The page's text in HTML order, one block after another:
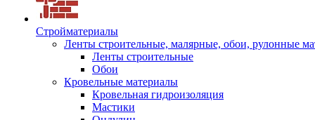
Стройматериалы
Ленты строительные, малярные, обои, рулонные
Ленты строительные
Обои
Кровельные материалы
Кровельная гидроизоляция
Мастики